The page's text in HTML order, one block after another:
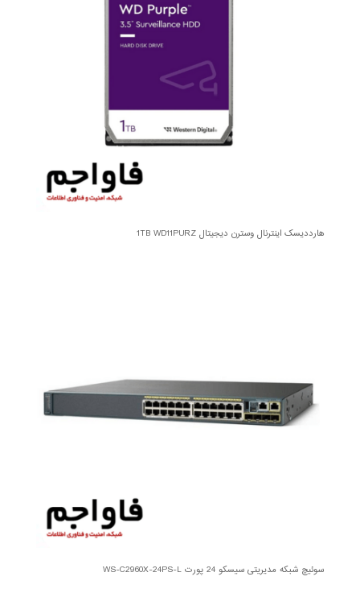
هارددیسک اینترنال وسترن دیجیتال 1TB WD11PURZ
سوئیچ شبکه مدیریتی سیسکو 24 پورت WS-C2960X-24PS-L